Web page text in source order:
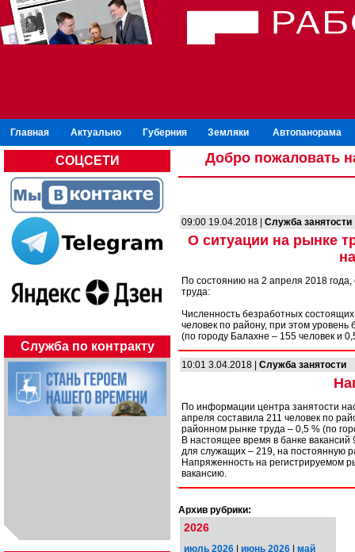
Главная Актуально Губерния Земляки Автопанорама
СОЦСЕТИ
Служба по контракту
Добро пожаловать
09:00 19.04.2018 | Служба занятости
О ситуации на рынке
По состоянию на 2 апреля 2018
труда:
Численность безработных
человек по району, при этом
(по городу Балахне – 155 человек и
10:01 3.04.2018 | Служба занятости
По информации центра занятости
апреля составила 211 человек по
районном рынке труда – 0,5 % (по
В настоящее время в банке
для служащих – 219, на постоянную
Напряженность на регистрируемом
вакансию.
Архив рубрики:
2026
июль 2026 | июнь 2026 | май